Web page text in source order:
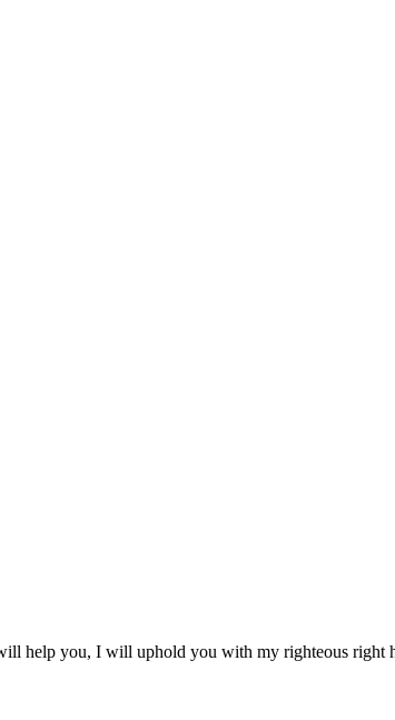
help you, I will uphold you with my righteous right